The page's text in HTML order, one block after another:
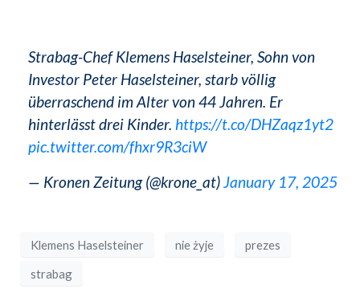
Strabag-Chef Klemens Haselsteiner, Sohn von
Investor Peter Haselsteiner, starb völlig
überraschend im Alter von 44 Jahren. Er
hinterlässt drei Kinder. https://t.co/DHZaqz1yt2
pic.twitter.com/fhxr9R3ciW
— Kronen Zeitung (@krone_at)January 17, 2025
Klemens Haselsteiner nie żyje prezes
strabag